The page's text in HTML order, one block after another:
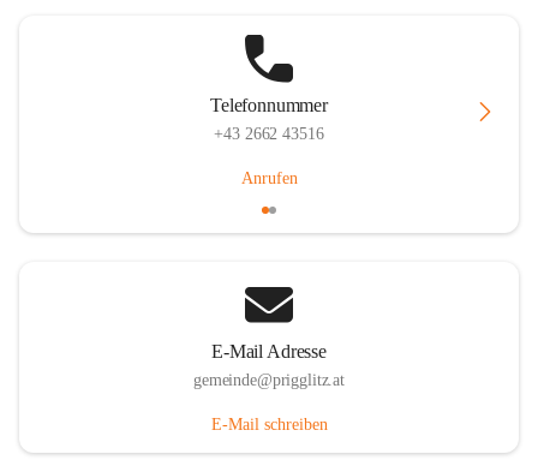
Telefonnummer
+43 2662 43516
Anrufen
E-Mail Adresse
gemeinde@prigglitz.at
E-Mail schreiben